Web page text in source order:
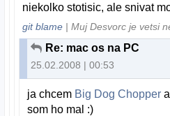
niekolko stotisic, ale snivat
git blame | Muj Desvorc je vetsi
Re: mac os na PC
25.02.2008 | 00:53
ja chcem Big Dog Chopper
som ho mal :)